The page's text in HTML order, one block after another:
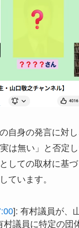
自身の発言に対
は無い」と否定
しての取材に基
ています。
]: 有村議員が、
村議員に特定の団